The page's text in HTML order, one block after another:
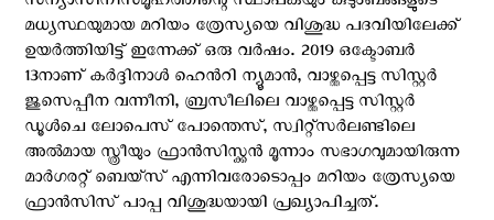
മധ്യസ്ഥയുമായ മറിയം ത്രേസ്യയെ വിശുദ്ധ പദവിയിലേക്ക്
ഉയര്‍ത്തിയിട്ട് ഇന്നേക്ക് ഒരു വര്‍ഷം. 2019 ഒക്ടോബര്‍
13നാണ് കര്‍ദ്ദിനാള്‍ ഹെന്‍റി ന്യൂമാന്‍, വാഴ്ത്തപ്പെട്ട സിസ്റ്റര്‍
ജുസെപ്പീന വന്നീനി, ബ്രസീലിലെ വാഴ്ത്തപ്പെട്ട സിസ്റ്റര്‍
ഡൂള്‍ചെ ലോപെസ് പോന്തെസ്, സ്വിറ്റ്സര്‍ലണ്ടിലെ
അല്‍മായ സ്ത്രീയും ഫ്രാന്‍സിസ്ക്കന്‍ മൂന്നാം സഭാഗവുമായിരുന്ന
മാര്‍ഗരറ്റ് ബെയ്സ് എന്നിവരോടൊപ്പം മറിയം ത്രേസ്യയെ
ഫ്രാന്‍സിസ് പാപ്പ വിശുദ്ധയായി പ്രഖ്യാപിച്ചത്.